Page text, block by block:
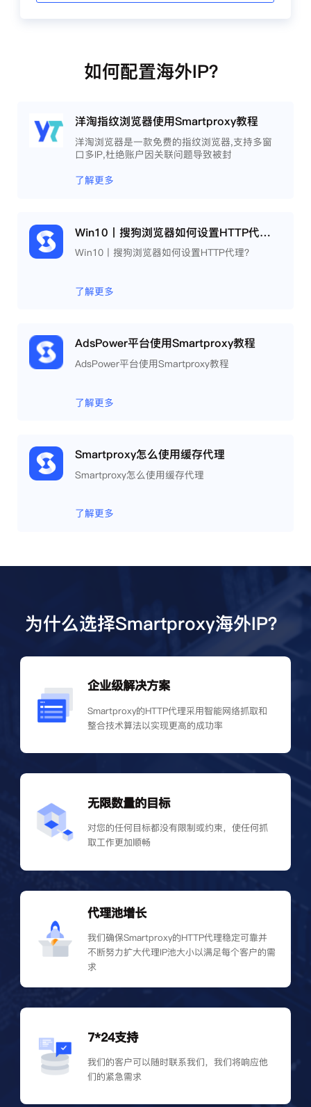
如何配置海外IP？
洋淘指纹浏览器使用Smartproxy教程
洋淘浏览器是一款免费的指纹浏览器,支持多窗
口多IP,杜绝账户因关联问题导致被封
了解更多
Win10丨搜狗浏览器如何设置HTTP代理？
Win10丨搜狗浏览器如何设置HTTP代理？
了解更多
AdsPower平台使用Smartproxy教程
AdsPower平台使用Smartproxy教程
了解更多
Smartproxy怎么使用缓存代理
Smartproxy怎么使用缓存代理
了解更多
为什么选择Smartproxy海外IP？
企业级解决方案
Smartproxy的HTTP代理采用智能网络抓取和
整合技术算法以实现更高的成功率
无限数量的目标
对您的任何目标都没有限制或约束，使任何抓
取工作更加顺畅
代理池增长
我们确保Smartproxy的HTTP代理稳定可靠并
不断努力扩大代理IP池大小以满足每个客户的需
求
7*24支持
我们的客户可以随时联系我们，我们将响应他
们的紧急需求